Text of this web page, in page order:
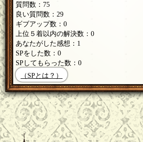
質問数：75
良い質問数：29
ギブアップ数：0
上位５着以内の解決数：0
あなたがした感想：1
SPをした数：0
SPしてもらった数：0
（SPとは？）